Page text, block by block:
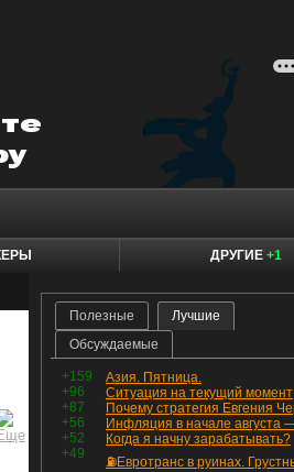
ДРУГИЕ +1
Полезные
Лучшие
Обсуждаемые
+159
Азия. Пятница.
+96
Ситуация на текущий момент
+87
+56
+52
Когда я начну зарабатывать?
+49